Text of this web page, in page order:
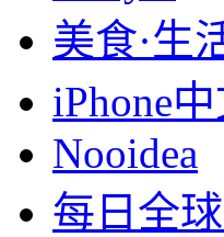
美食·生
iPhone
Nooidea
每日全